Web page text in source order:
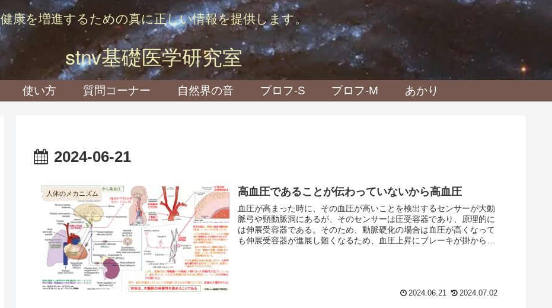
健康を増進するための真に正しい情報を提供します。
stnv基礎医学研究室
使い方 質問コーナー 自然界の音 プロフ-S プロフ-M あかり
2024-06-21
人体のメカニズム 高血圧であることが伝わっていないから高血圧
血圧が高まった時に、その血圧が高いことを検出するセンサーが大動
脈弓や頸動脈洞にあるが、そのセンサーは圧受容器であり、原理的に
は伸展受容器である。そのため、動脈硬化の場合は血圧が高くなって
も伸展受容器が進展し難くなるため、血圧上昇にブレーキが掛からな
2024.06.21 2024.07.02